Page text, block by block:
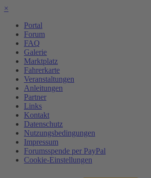
×
Portal
Forum
FAQ
Galerie
Marktplatz
Fahrerkarte
Veranstaltungen
Anleitungen
Partner
Links
Kontakt
Datenschutz
Nutzungsbedingungen
Impressum
Forumsspende per PayPal
Cookie-Einstellungen